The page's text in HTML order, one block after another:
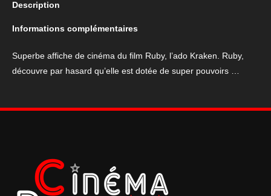
film
Ruby,
Kraken
Description
Informations complémentaires
Superbe affiche de cinéma du film Ruby, l’ado Kraken. Ruby,
découvre par hasard qu’elle est dotée de super pouvoirs …